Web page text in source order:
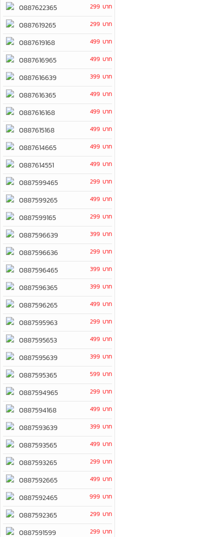
0887622365 299 บาท
0887619265 299 บาท
0887619168 499 บาท
0887616965 499 บาท
0887616639 399 บาท
0887616365 499 บาท
0887616168 499 บาท
0887615168 499 บาท
0887614665 499 บาท
0887614551 499 บาท
0887599465 299 บาท
0887599265 499 บาท
0887599165 299 บาท
0887596639 399 บาท
0887596636 299 บาท
0887596465 399 บาท
0887596365 399 บาท
0887596265 499 บาท
0887595963 299 บาท
0887595653 499 บาท
0887595639 399 บาท
0887595365 599 บาท
0887594965 299 บาท
0887594168 499 บาท
0887593639 399 บาท
0887593565 499 บาท
0887593265 299 บาท
0887592665 499 บาท
0887592465 999 บาท
0887592365 299 บาท
0887591599 299 บาท